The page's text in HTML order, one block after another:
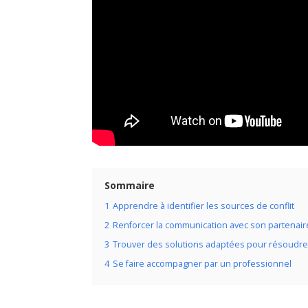
Sommaire
1 Apprendre à identifier les sources de conflit
2 Renforcer la communication avec son
3 Trouver des solutions adaptées pour
4 Se faire accompagner par un professionnel